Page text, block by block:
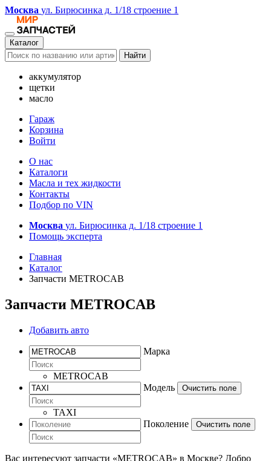
Москва ул. Бирюсинка д. 1/18 строение 1
Каталог
Найти
аккумулятор
щетки
масло
Гараж
Корзина
Войти
О нас
Каталоги
Масла и тех жидкости
Контакты
Подбор по VIN
Москва ул. Бирюсинка д. 1/18 строение 1
Помощь эксперта
Главная
Каталог
Запчасти METROCAB
Запчасти METROCAB
Добавить авто
Марка
METROCAB
Модель
Очистить поле
TAXI
Поколение
Очистить поле
Вас интересуют запчасти «METROCAB» в Москве? Добро